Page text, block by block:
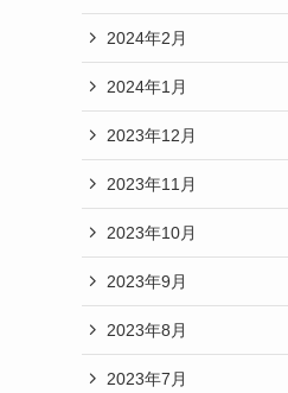
2024年2月
2024年1月
2023年12月
2023年11月
2023年10月
2023年9月
2023年8月
2023年7月